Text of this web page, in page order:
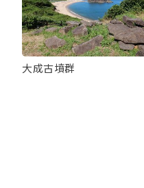
大成古墳群